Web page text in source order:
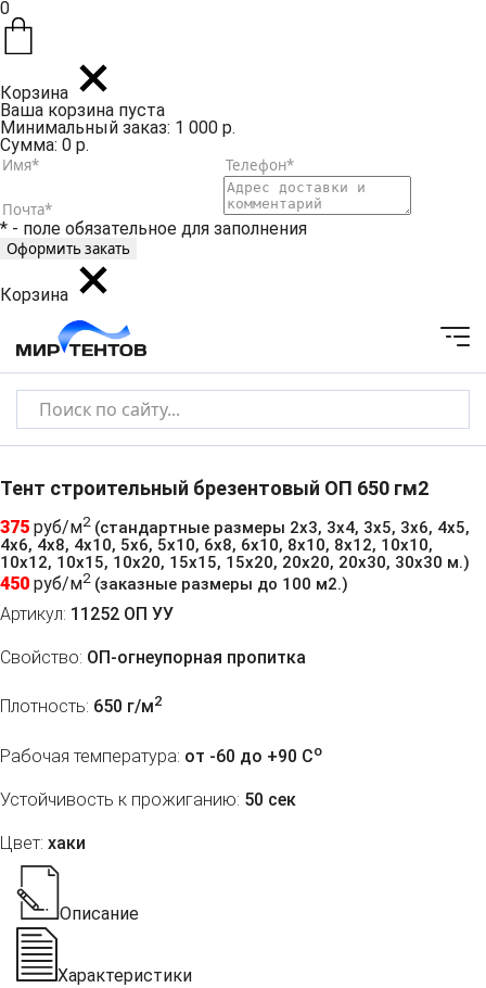
0
Корзина
Ваша корзина пуста
Минимальный заказ: 1 000 р.
Сумма: 0 р.
* - поле обязательное для заполнения
Корзина
Тент строительный брезентовый ОП 650 гм2
375 руб/м2 (стандартные размеры 2х3, 3х4, 3х5, 3х6, 4х5,
4х6, 4х8, 4х10, 5х6, 5х10, 6х8, 6х10, 8х10, 8х12, 10х10,
10х12, 10х15, 10х20, 15х15, 15х20, 20х20, 20х30, 30х30 м.)
450 руб/м2 (заказные размеры до 100 м2.)
Артикул: 11252 ОП УУ
Свойство: ОП-огнеупорная пропитка
Плотность: 650 г/м2
Рабочая температура: от -60 до +90 Co
Устойчивость к прожиганию: 50 сек
Цвет: хаки
Описание
Характеристики